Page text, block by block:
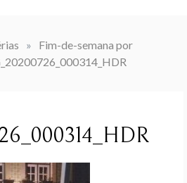
»
Fim-de-semana por